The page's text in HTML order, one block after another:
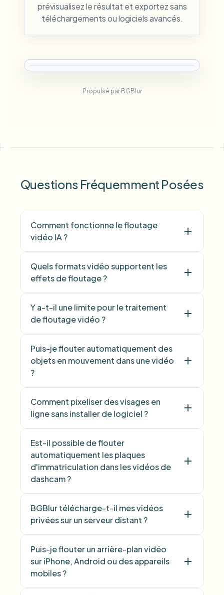
prévisualisez le résultat et exportez sans
téléchargements ou logiciels avancés.
Propulsé par BGBlur
Questions Fréquemment Posées
Comment fonctionne le floutage
vidéo IA ?
Quels formats vidéo supportent les
effets de floutage ?
Y a-t-il une limite pour le traitement
de floutage vidéo ?
Puis-je flouter automatiquement des
objets en mouvement dans une vidéo
?
Comment pixeliser des visages en
ligne sans installer de logiciel ?
Est-il possible de flouter
automatiquement les plaques
d'immatriculation dans les vidéos de
dashcam ?
BGBlur télécharge-t-il mes vidéos
privées sur un serveur distant ?
Puis-je flouter un arrière-plan vidéo
sur iPhone, Android ou des appareils
mobiles ?